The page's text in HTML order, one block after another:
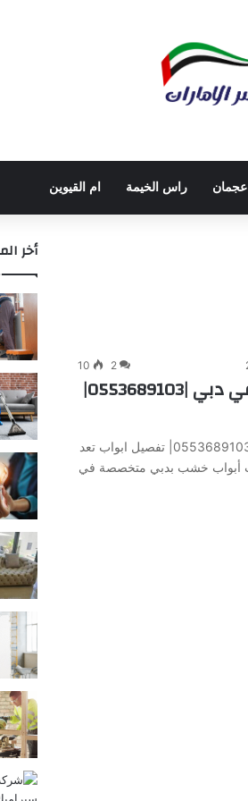
عجمان راس الخيمة ام القيوين
2
10
تركيب ابواب خشب في دبي |0553689103|
تركيب ابواب خشب في دبي |0553689103| تفصيل ابواب تعد
أبواب خشب بدبي متخصصة في
أخر